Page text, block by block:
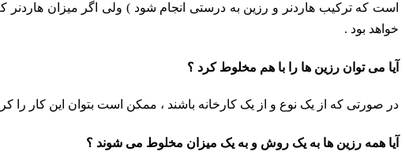
است که ترکیب هاردنر و رزین به درستی انجام شود ) ولی اگر میزان
خواهد بود .
آیا می توان رزین ها را با هم مخلوط کرد ؟
در صورتی که از یک نوع و از یک کارخانه باشند ، ممکن است بتوان این کار را
آیا همه رزین ها به یک روش و به یک میزان مخلوط می شوند ؟